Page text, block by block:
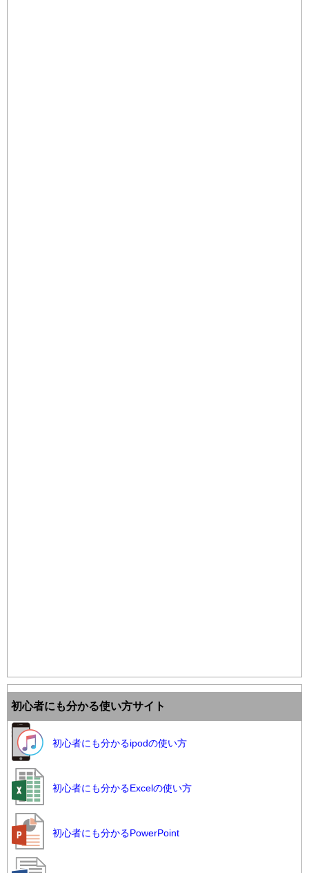
初心者にも分かる使い方サイト
初心者にも分かるipodの使い方
初心者にも分かるExcelの使い方
初心者にも分かるPowerPoint